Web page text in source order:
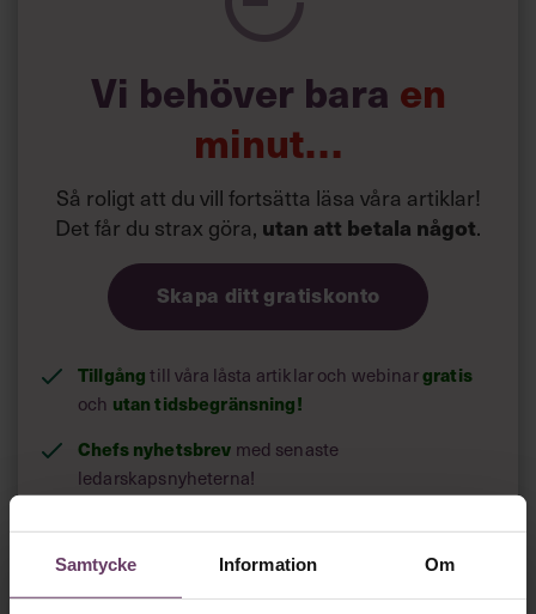
Samtycke Information Om
Vi behöver bara en
minut…
Så roligt att du vill fortsätta läsa våra artiklar!
Det får du strax göra, utan att betala något.
Skapa ditt gratiskonto
Tillgång till våra låsta artiklar och webinargratis
och utan tidsbegränsning!
Chefs nyhetsbrev med senaste
ledarskapsnyheterna!
Dina uppgifter delas aldrig med tredje part.
Läs vår
integritetspolicy här.